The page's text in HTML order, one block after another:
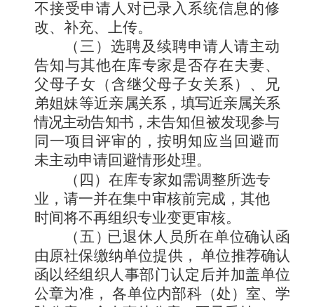
不接受申请人对已录入系统信息的修
改、补充、上传。
（三） 选聘及续聘申请人请主动
告知与其他在库专家是否存在夫妻、
父母子女 （含继父母子女关系） 、兄
弟姐妹等近亲属关系，填写近亲属关系
情况主动告知书，未告知但被发现参与
同一项目评审的，按明知应当回避而
未主动申请回避情形处理。
（四） 在库专家如需调整所选专
业，请一并在集中审核前完成，其他
时间将不再组织专业变更审核。
（五 ） 已退休人员所在单位确认函
由原社保缴纳单位提供， 单位推荐确认
函以经组织人事部门认定后并加盖单位
公章为准，
各单位内部科（处 ） 室、学